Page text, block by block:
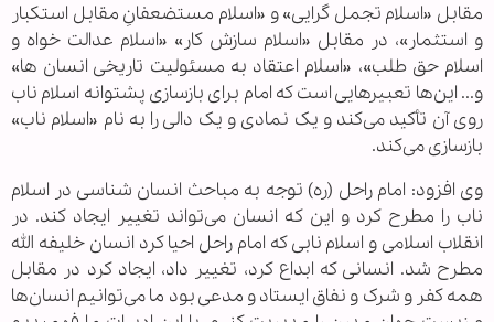
مقابل «اسلام تجمل گرایی» و «اسلام مستضعفانِ مقابل استکبار
و استثمار»، در مقابل «اسلام سازش کار» «اسلام عدالت خواه و
اسلام حق طلب»، «اسلام اعتقاد به مسئولیت تاریخی انسان ها»
و... این‌ها تعبیر‌هایی است که امام برای بازسازی پشتوانه اسلام ناب
روی آن تأکید می‌کند و یک نمادی و یک دالی را به نام «اسلام ناب»
بازسازی می‌کند.
وی افزود: امام راحل (ره) توجه به مباحث انسان شناسی در اسلام
ناب را مطرح کرد و این که انسان می‌تواند تغییر ایجاد کند. در
انقلاب اسلامی و اسلام نابی که امام راحل احیا کرد انسان خلیفه الله
مطرح شد. انسانی که ابداع کرد، تغییر داد، ایجاد کرد در مقابل
همه کفر و شرک و نفاق ایستاد و مدعی بود ما می‌توانیم انسان‌ها